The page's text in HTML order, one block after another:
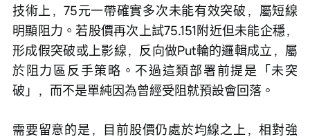
技術上，75元一帶確實多次未能有效突破，屬短線
明顯阻力。若股價再次上試75.151附近但未能企穩，
形成假突破或上影線，反向做Put輪的邏輯成立，屬
於阻力區反手策略。不過這類部署前提是「未突
破」，而不是單純因為曾經受阻就預設會回落。
需要留意的是，目前股價仍處於均線之上，相對強